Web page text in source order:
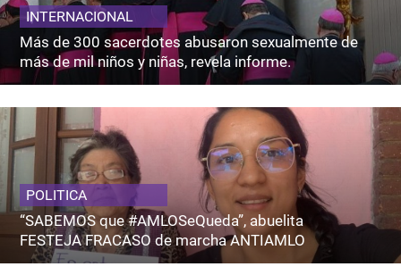
INTERNACIONAL
Más de 300 sacerdotes abusaron sexualmente de
más de mil niños y niñas, revela informe.
POLITICA
“SABEMOS que #AMLOSeQueda”, abuelita
FESTEJA FRACASO de marcha ANTIAMLO